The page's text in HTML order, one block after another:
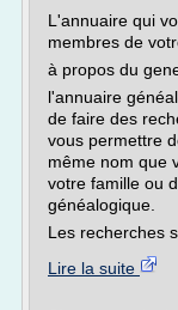
L'annuaire qui
membres de
à propos du
l'annuaire
de faire des
vous permettre
même nom que
votre famille ou
généalogique.
Les recherches
Lire la suite